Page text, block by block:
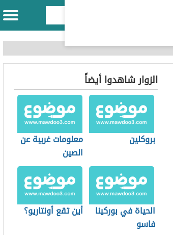
الزوار شاهدوا أيضاً
بروكلين
معلومات غريبة عن
الصين
الحياة في بوركينا
فاسو
أين تقع أونتاريو؟